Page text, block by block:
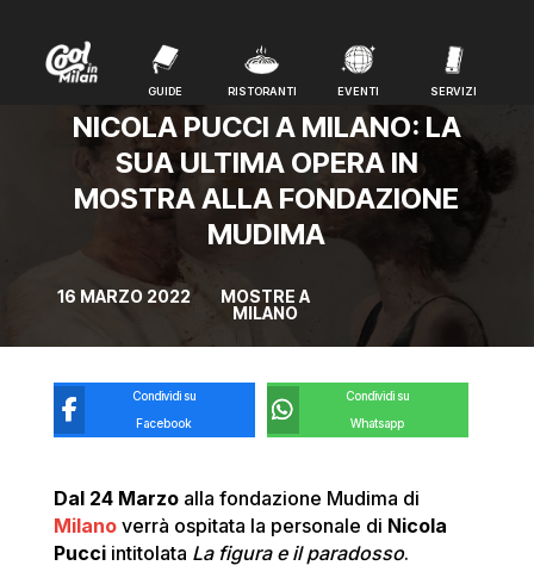
GUIDE RISTORANTI EVENTI SERVIZI
GUIDE RISTORANTI EVENTI SERVIZI
NICOLA PUCCI A MILANO: LA
SUA ULTIMA OPERA IN
MOSTRA ALLA FONDAZIONE
MUDIMA
16 MARZO 2022
MOSTRE A
MILANO
Condividi su
Facebook
Condividi su
Whatsapp
Dal 24 Marzoalla fondazione Mudima di
Milanoverrà ospitata la personale di Nicola
Pucciintitolata La figura e il paradosso.